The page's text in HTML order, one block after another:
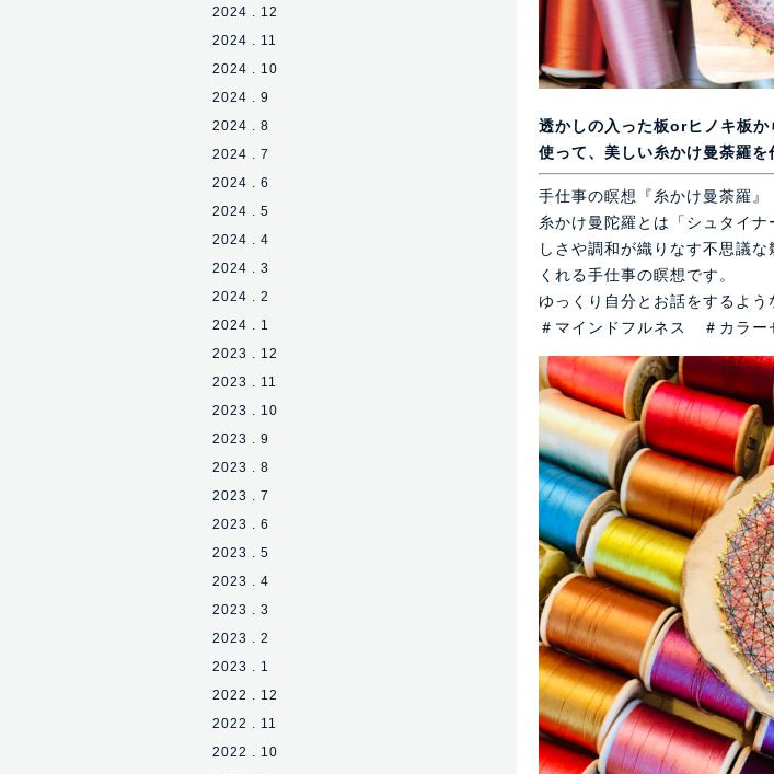
2024 . 12
2024 . 11
2024 . 10
2024 . 9
2024 . 8
2024 . 7
2024 . 6
2024 . 5
2024 . 4
2024 . 3
2024 . 2
2024 . 1
2023 . 12
2023 . 11
2023 . 10
2023 . 9
2023 . 8
2023 . 7
2023 . 6
2023 . 5
2023 . 4
2023 . 3
2023 . 2
2023 . 1
2022 . 12
2022 . 11
2022 . 10
透かしの入った板orヒノキ板
使って、美しい糸かけ曼荼羅を
手仕事の瞑想『糸かけ曼荼羅』
糸かけ曼陀羅とは「シュタイ
しさや調和が織りなす不思議
くれる手仕事の瞑想です。
ゆっくり自分とお話をするよ
＃マインドフルネス ＃カラー